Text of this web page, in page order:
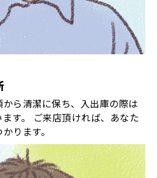
から清潔に保ち、入出庫の際は
す。 ご来店頂ければ、あなた
ります。